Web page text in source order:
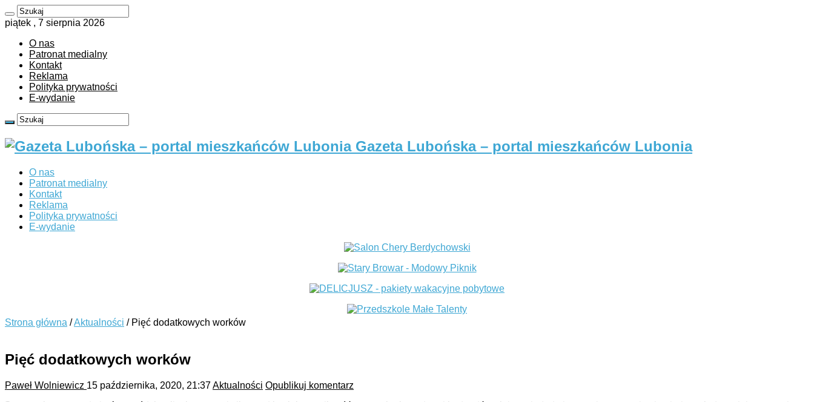
piątek , 7 sierpnia 2026
O nas
Patronat medialny
Kontakt
Reklama
Polityka prywatności
E-wydanie
Gazeta Lubońska – portal mieszkańców Lubonia
O nas
Patronat medialny
Kontakt
Reklama
Polityka prywatności
E-wydanie
Strona główna /Aktualności / Pięć dodatkowych worków
Pięć dodatkowych worków
Paweł Wolniewicz 15 października, 2020, 21:37Aktualności Opublikuj komentarz